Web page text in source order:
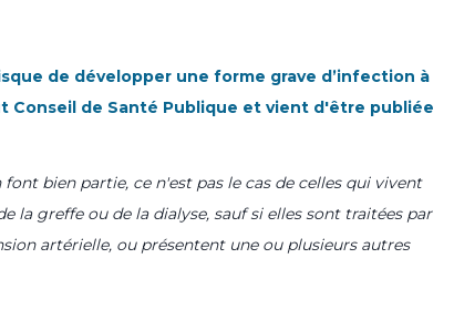
de développer une forme grave d’infection à
Conseil de Santé Publique et vient d'être publiée
bien partie, ce n'est pas le cas de celles qui vivent
la greffe ou de la dialyse, sauf si elles sont traitées par
artérielle, ou présentent une ou plusieurs autres